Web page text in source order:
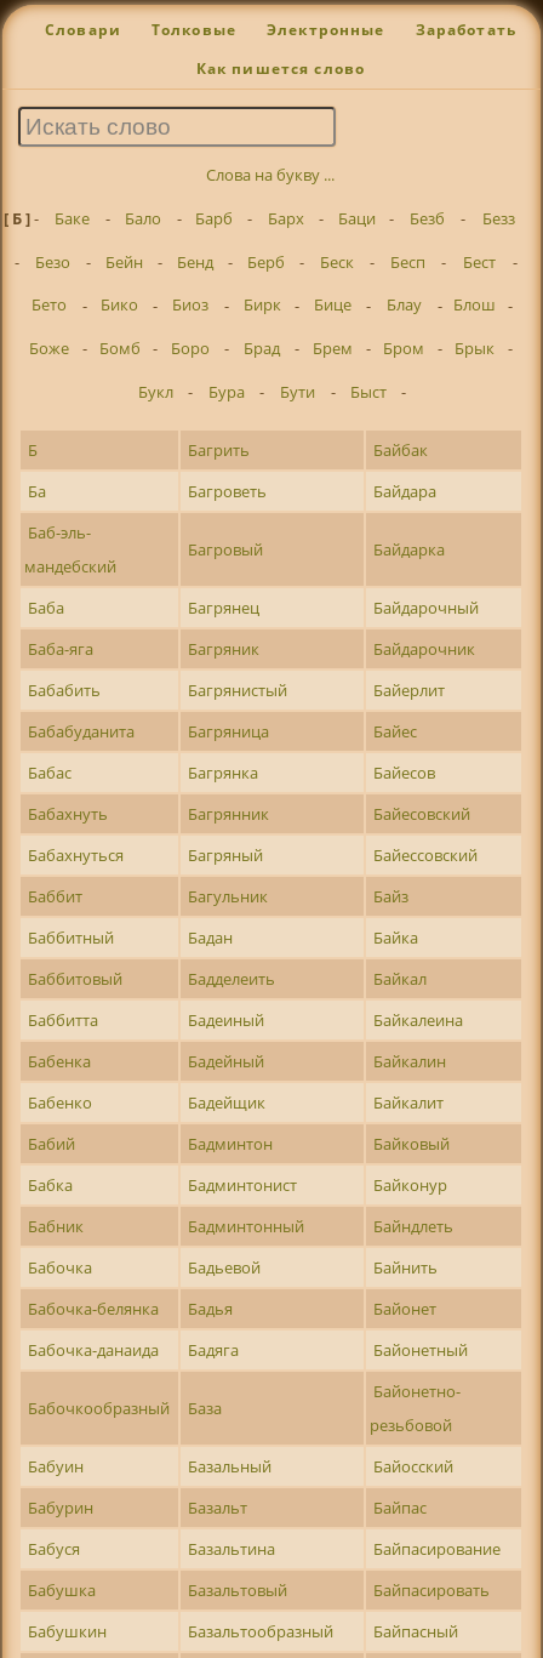
Словари Толковые Электронные Заработать
Как пишется слово
Слова на букву ...
[ Б ]- Баке - Бало - Барб - Барх - Баци - Безб -
Безз
-
Безо - Бейн - Бенд - Берб - Беск - Бесп - Бест
-
Бето
- Бико - Биоз - Бирк - Бице - Блау - Блош
-
Боже
- Бомб - Боро - Брад - Брем - Бром - Брык
-
Букл
- Бура - Бути - Быст -
Б Багрить
Байбак
Ба
Багроветь
Байдара
Баб-эль-
мандебский
Багровый Байдарка
Баба Багрянец
Байдарочный
Баба-яга
Багряник
Байдарочник
Бабабить
Багрянистый
Байерлит
Бабабуданита
Багряница
Байес
Бабас
Багрянка
Байесов
Бабахнуть
Багрянник
Байесовский
Бабахнуться
Багряный
Байессовский
Баббит
Багульник
Байз
Баббитный
Бадан
Байка
Баббитовый
Бадделеить
Байкал
Баббитта
Бадеиный
Байкалеина
Бабенка
Бадейный
Байкалин
Бабенко
Бадейщик
Байкалит
Бабий
Бадминтон
Байковый
Бабка
Бадминтонист
Байконур
Бабник
Бадминтонный
Байндлеть
Бабочка
Бадьевой
Байнить
Бабочка-белянка
Бадья
Байонет
Бабочка-данаида
Бадяга Байонетный
Бабочкообразный База
Байонетно-
резьбовой
Бабуин
Базальный
Байосский
Бабурин
Базальт
Байпас
Бабуся
Базальтина
Байпасирование
Бабушка
Базальтовый
Байпасировать
Бабушкин
Базальтообразный
Байпасный